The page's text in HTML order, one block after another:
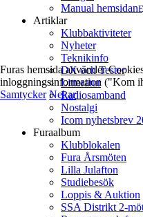
Manual hemsidan
Artiklar
Klubbaktiviteter
Nyheter
Teknikinfo
DX och Tester
Litteratur
Radiosamband
Nostalgi
Icom nyhetsbrev
Furaalbum
Klubblokalen
Fura Årsmöten
Lilla Julafton
Studiebesök
Loppis & Auktion
SSA Distrikt 2-
Furas hemsida använder
inloggningsinformation ("Kom
Samtycker Nekar